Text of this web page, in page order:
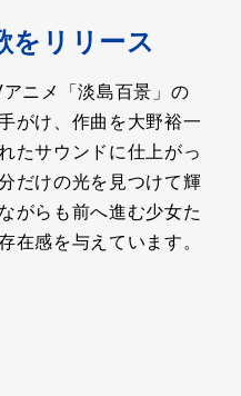
をリリース
ニメ「淡島百景」の
がけ、作曲を大野裕一
たサウンドに仕上がっ
だけの光を見つけて輝
がらも前へ進む少女た
在感を与えています。